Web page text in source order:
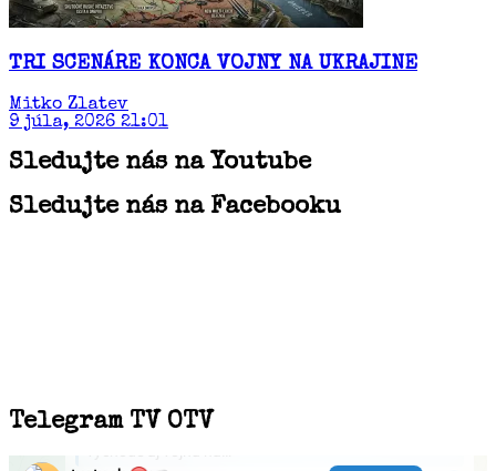
TRI SCENÁRE KONCA VOJNY NA UKRAJINE
Mitko Zlatev
9 júla, 2026 21:01
Sledujte nás na Youtube
Sledujte nás na Facebooku
Telegram TV OTV